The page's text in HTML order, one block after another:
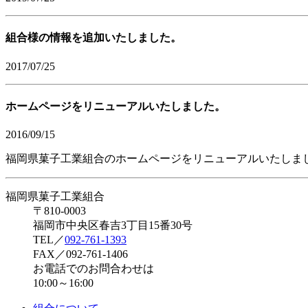
組合様の情報を追加いたしました。
2017/07/25
ホームページをリニューアルいたしました。
2016/09/15
福岡県菓子工業組合のホームページをリニューアルいたしま
福岡県菓子工業組合
〒810-0003
福岡市中央区春吉3丁目15番30号
TEL／092-761-1393
FAX／092-761-1406
お電話でのお問合わせは
10:00～16:00